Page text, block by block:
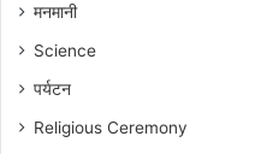
मनमानी
Science
पर्यटन
Religious Ceremony